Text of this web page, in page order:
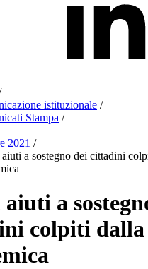
istituzionale /
Stampa /
2021 /
a sostegno dei cittadini
a
colpiti